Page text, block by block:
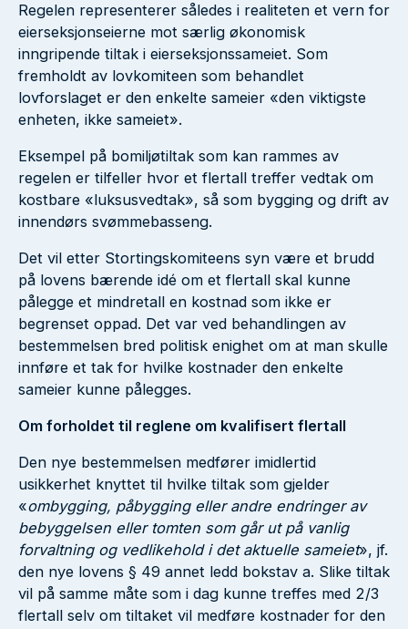
Regelen representerer således i realiteten et vern for
eierseksjonseierne mot særlig økonomisk
inngripende tiltak i eierseksjonssameiet. Som
fremholdt av lovkomiteen som behandlet
lovforslaget er den enkelte sameier «den viktigste
enheten, ikke sameiet».
Eksempel på bomiljøtiltak som kan rammes av
regelen er tilfeller hvor et flertall treffer vedtak om
kostbare «luksusvedtak», så som bygging og drift av
innendørs svømmebasseng.
Det vil etter Stortingskomiteens syn være et brudd
på lovens bærende idé om et flertall skal kunne
pålegge et mindretall en kostnad som ikke er
begrenset oppad. Det var ved behandlingen av
bestemmelsen bred politisk enighet om at man skulle
innføre et tak for hvilke kostnader den enkelte
sameier kunne pålegges.
Om forholdet til reglene om kvalifisert flertall
Den nye bestemmelsen medfører imidlertid
usikkerhet knyttet til hvilke tiltak som gjelder
«ombygging, påbygging eller andre endringer av
bebyggelsen eller tomten som går ut på vanlig
forvaltning og vedlikehold i det aktuelle sameiet», jf.
den nye lovens § 49 annet ledd bokstav a. Slike tiltak
vil på samme måte som i dag kunne treffes med 2/3
flertall selv om tiltaket vil medføre kostnader for den